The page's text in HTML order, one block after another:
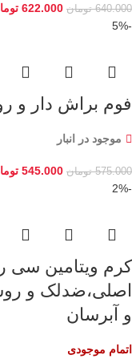
640.000 تومان 622.000
-5%
فوم براش دار و
موجود در انبار
575.000 تومان 545.000
-2%
کرم ویتامین سی
اصلی،ضدلک و
و آبرسان
اتمام موجودی